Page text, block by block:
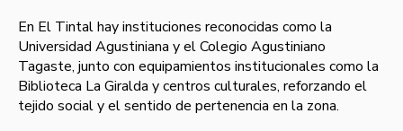
En El Tintal hay instituciones reconocidas como la
Universidad Agustiniana y el Colegio Agustiniano
Tagaste, junto con equipamientos institucionales como la
Biblioteca La Giralda y centros culturales, reforzando el
tejido social y el sentido de pertenencia en la zona.